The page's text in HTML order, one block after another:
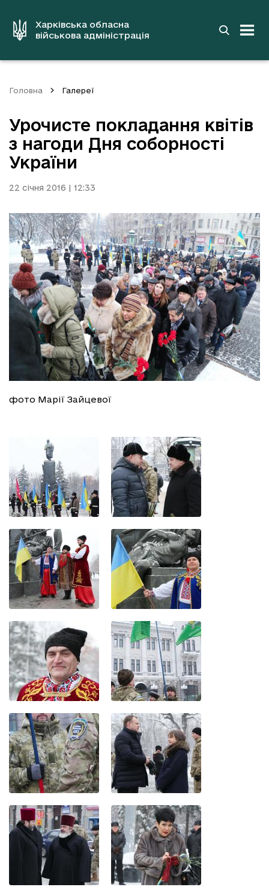
вмістуХарківська обласна
військова адміністрація
Головна Галереї
Урочисте покладання квітів
з нагоди Дня соборності
України
22 січня 2016 | 12:33
фото Марії Зайцевої